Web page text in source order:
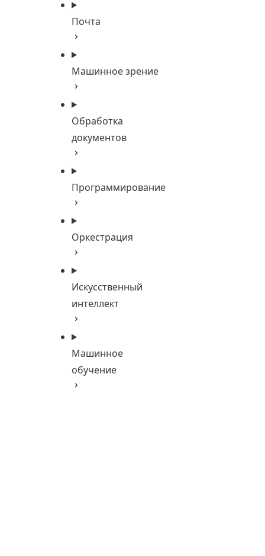
Почта
Машинное зрение
Обработка
документов
Программирование
Оркестрация
Искусственный
интеллект
Машинное
обучение